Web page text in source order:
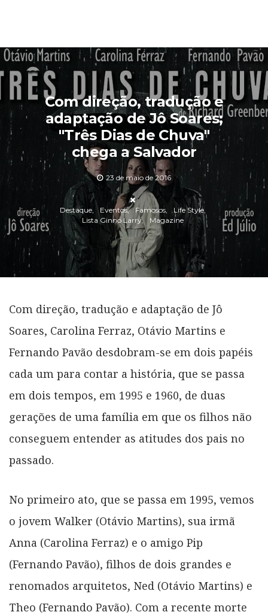
Com direção, tradução e
adaptação de Jô Soares;
"Três Dias de Chuva"
chega a Salvador
23 de maio de 2016
Destaque Eventos Famosos
Life Style
Lista Ginno Larry
Magazine
Com direção, tradução e adaptação de Jô
Soares, Carolina Ferraz, Otávio Martins e
Fernando Pavão desdobram-se em dois papéis
cada um para contar a história, que se passa
em dois tempos, em 1995 e 1960, de duas
gerações de uma família em que os filhos não
conseguem entender as atitudes dos pais no
passado.
No primeiro ato, que se passa em 1995, vemos
o jovem Walker (Otávio Martins), sua irmã
Anna (Carolina Ferraz) e o amigo Pip
(Fernando Pavão), filhos de dois grandes e
renomados arquitetos, Ned (Otávio Martins) e
Theo (Fernando Pavão). Com a recente morte